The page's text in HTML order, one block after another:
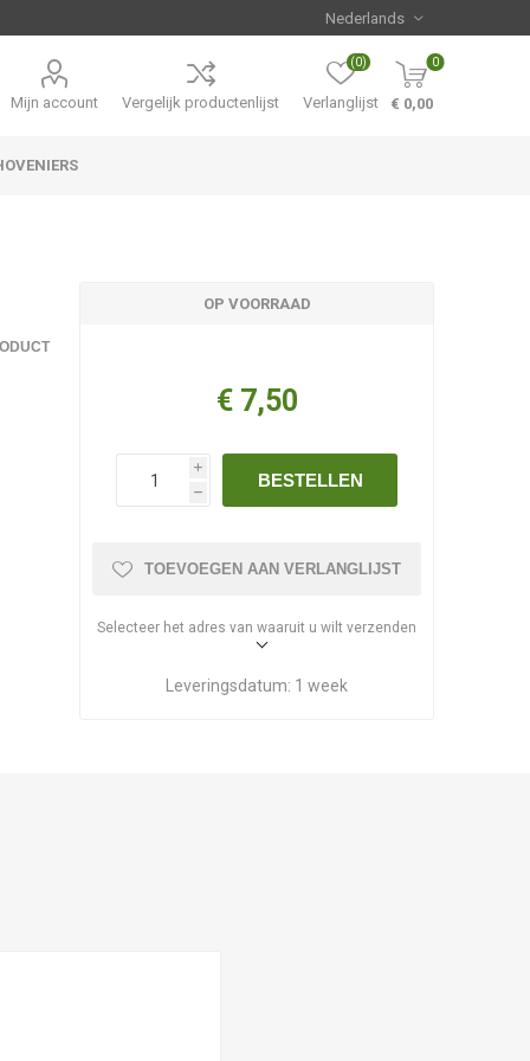
Mijn account Vergelijk productenlijst Verlanglijst
(0) 0
€ 0,00
OP VOORRAAD
€ 7,50
i
h
BESTELLEN
TOEVOEGEN AAN VERLANGLIJST
Selecteer het adres van waaruit u wilt verzenden
Leveringsdatum: 1 week